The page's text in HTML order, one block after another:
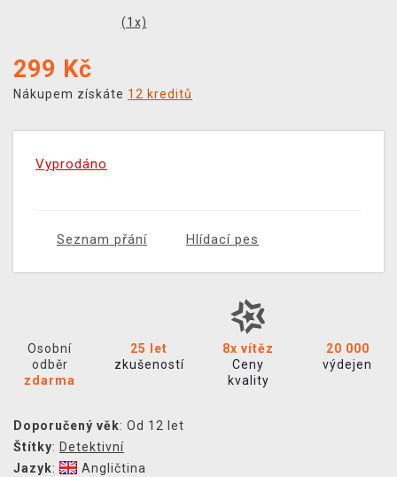
(1 x)
299 Kč
Nákupem získáte 12 kreditů
Vyprodáno
Seznam přání Hlídací pes
Osobní
odběr
zdarma
25 let
zkušeností
8x vítěz
Ceny
kvality
20 000
výdejen
Doporučený věk: Od 12 let
Štítky: Detektivní
Jazyk:
Angličtina